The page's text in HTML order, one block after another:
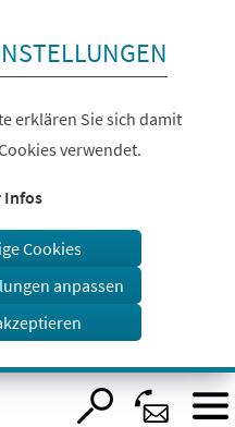
erklären Sie sich damit
verwendet.
Infos
Cookies
anpassen